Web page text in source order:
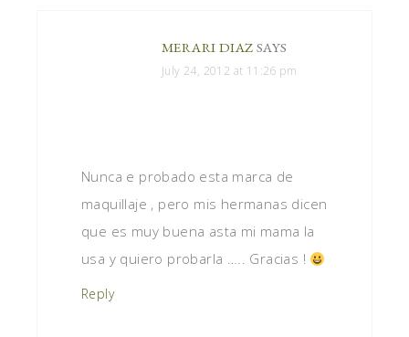
MERARI DIAZ SAYS
July 24, 2012 at 11:26 pm
Nunca e probado esta marca de
maquillaje , pero mis hermanas dicen
que es muy buena asta mi mama la
usa y quiero probarla ….. Gracias !
Reply